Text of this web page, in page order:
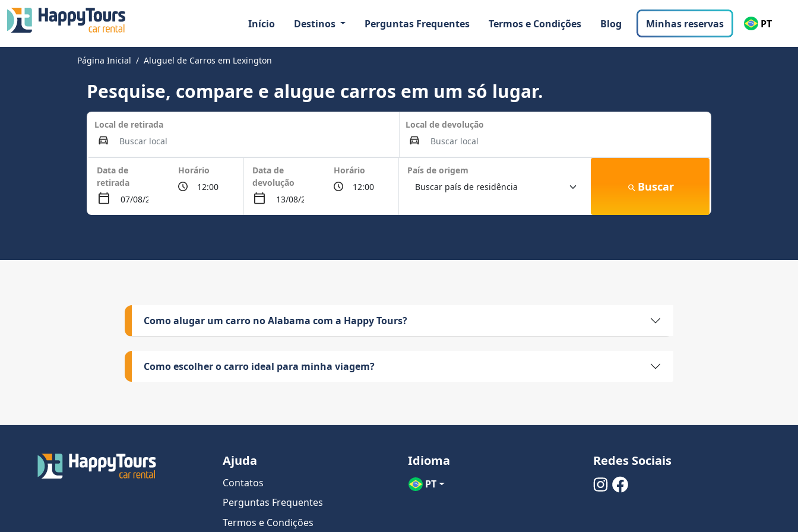
Início Destinos Perguntas Frequentes Termos e Condições Blog Minhas reservas PT
Página Inicial Aluguel de Carros em Lexington
Pesquise, compare e alugue carros em um só lugar.
Local de retirada Local de devolução
Data de
retirada
Horário
Data de
devolução
Horário País de origem
Buscar
Como alugar um carro no Alabama com a Happy Tours?
Como escolher o carro ideal para minha viagem?
Ajuda
Contatos
Perguntas Frequentes
Termos e Condições
Idioma
PT
Redes Sociais